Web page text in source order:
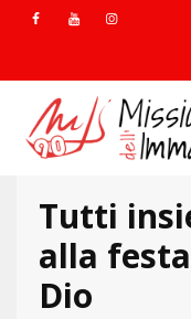
Tutti
alla
Dio